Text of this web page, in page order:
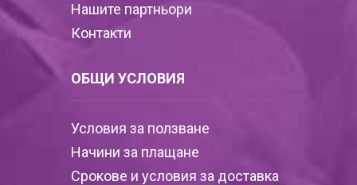
Нашите партньори
Контакти
ОБЩИ УСЛОВИЯ
Условия за ползване
Начини за плащане
Срокове и условия за доставка